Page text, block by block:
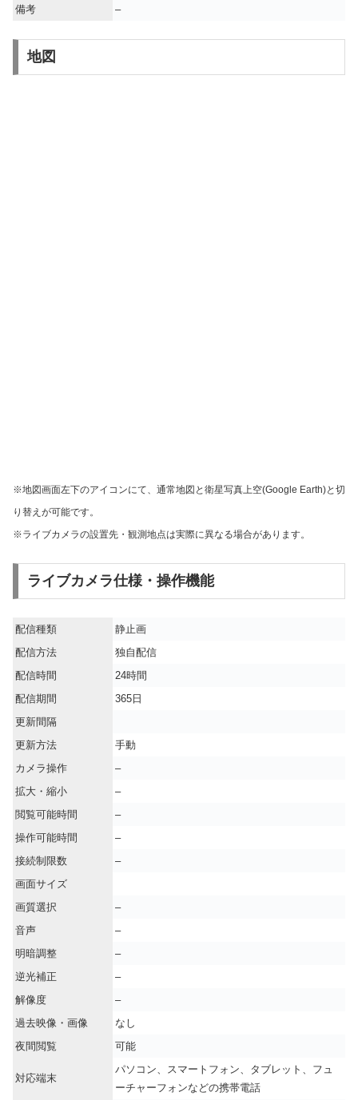
備考 –
地図
※地図画面左下のアイコンにて、通常地図と衛星写真上空(Google Earth)と切
り替えが可能です。
※ライブカメラの設置先・観測地点は実際に異なる場合があります。
ライブカメラ仕様・操作機能
配信種類
静止画
配信方法
独自配信
配信時間
24時間
配信期間
365日
更新間隔
更新方法
手動
カメラ操作
–
拡大・縮小
–
閲覧可能時間
–
操作可能時間
–
接続制限数
–
画面サイズ
画質選択
–
音声
–
明暗調整
–
逆光補正
–
解像度
–
過去映像・画像
なし
夜間閲覧
可能
対応端末
パソコン、スマートフォン、タブレット、フュ
ーチャーフォンなどの携帯電話